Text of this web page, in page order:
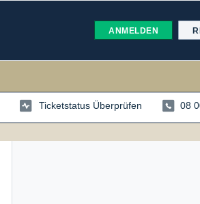
ANMELDEN
Ticketstatus Überprüfen 08